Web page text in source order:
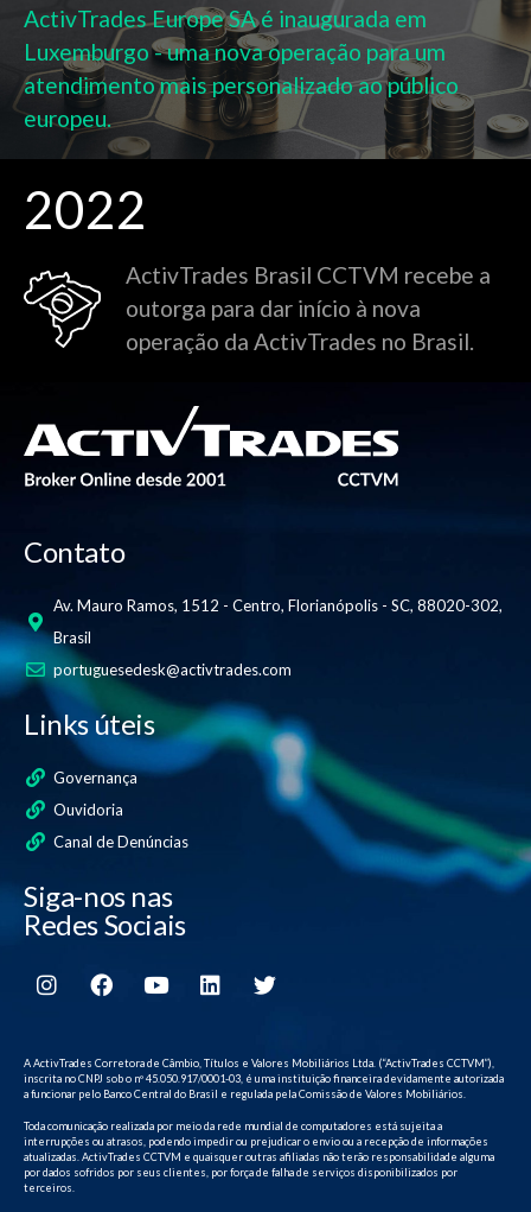
ActivTrades Europe SA é inaugurada em
Luxemburgo - uma nova operação para um
atendimento mais personalizado ao público
europeu.
2022
ActivTrades Brasil CCTVM recebe a
outorga para dar início à nova
operação da ActivTrades no Brasil.
Contato
Av. Mauro Ramos, 1512 - Centro, Florianópolis - SC, 88020-302,
Brasil
portuguesedesk@activtrades.com
Links úteis
Governança
Ouvidoria
Canal de Denúncias
Siga-nos nas
Redes Sociais
A ActivTrades Corretora de Câmbio, Títulos e Valores Mobiliários Ltda. (“ActivTrades CCTVM”),
inscrita no CNPJ sob o nº 45.050.917/0001-03, é uma instituição financeira devidamente autorizada
a funcionar pelo Banco Central do Brasil e regulada pela Comissão de Valores Mobiliários.
Toda comunicação realizada por meio da rede mundial de computadores está sujeita a
interrupções ou atrasos, podendo impedir ou prejudicar o envio ou a recepção de informações
atualizadas. ActivTrades CCTVM e quaisquer outras afiliadas não terão responsabilidade alguma
por dados sofridos por seus clientes, por força de falha de serviços disponibilizados por
terceiros.